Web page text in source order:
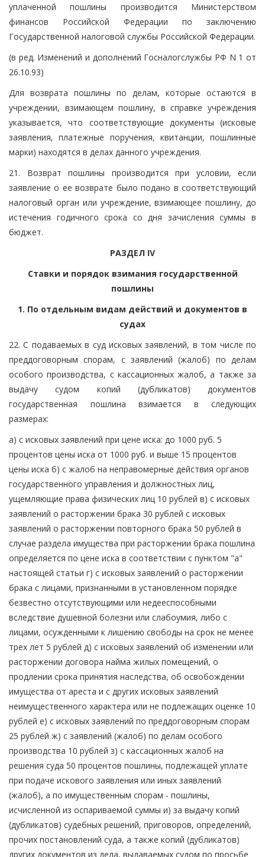
уплаченной пошлины производится Министерством
финансов Российской Федерации по заключению
Государственной налоговой службы Российской Федерации.
(в ред. Изменений и дополнений Госналогслужбы РФ N 1 от
26.10.93)
Для возврата пошлины по делам, которые остаются в
учреждении, взимающем пошлину, в справке учреждения
указывается, что соответствующие документы (исковые
заявления, платежные поручения, квитанции, пошлинные
марки) находятся в делах данного учреждения.
21. Возврат пошлины производится при условии, если
заявление о ее возврате было подано в соответствующий
налоговый орган или учреждение, взимающее пошлину, до
истечения годичного срока со дня зачисления суммы в
бюджет.
РАЗДЕЛ IV
Ставки и порядок взимания государственной
пошлины
1. По отдельным видам действий и документов в
судах
22. С подаваемых в суд исковых заявлений, в том числе по
преддоговорным спорам, с заявлений (жалоб) по делам
особого производства, с кассационных жалоб, а также за
выдачу судом копий (дубликатов) документов
государственная пошлина взимается в следующих
размерах:
а) с исковых заявлений при цене иска: до 1000 руб. 5
процентов цены иска от 1000 руб. и выше 15 процентов
цены иска б) с жалоб на неправомерные действия органов
государственного управления и должностных лиц,
ущемляющие права физических лиц 10 рублей в) с исковых
заявлений о расторжении брака 30 рублей с исковых
заявлений о расторжении повторного брака 50 рублей в
случае раздела имущества при расторжении брака пошлина
определяется по цене иска в соответствии с пунктом "а"
настоящей статьи г) с исковых заявлений о расторжении
брака с лицами, признанными в установленном порядке
безвестно отсутствующими или недееспособными
вследствие душевной болезни или слабоумия, либо с
лицами, осужденными к лишению свободы на срок не менее
трех лет 5 рублей д) с исковых заявлений об изменении или
расторжении договора найма жилых помещений, о
продлении срока принятия наследства, об освобождении
имущества от ареста и с других исковых заявлений
неимущественного характера или не подлежащих оценке 10
рублей е) с исковых заявлений по преддоговорным спорам
25 рублей ж) с заявлений (жалоб) по делам особого
производства 10 рублей з) с кассационных жалоб на
решения суда 50 процентов пошлины, подлежащей уплате
при подаче искового заявления или иных заявлений
(жалоб), а по имущественным спорам - пошлины,
исчисленной из оспариваемой суммы и) за выдачу копий
(дубликатов) судебных решений, приговоров, определений,
прочих постановлений суда, а также копий (дубликатов)
других документов из дела, выдаваемых судом по просьбе